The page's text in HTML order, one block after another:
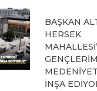
BAŞKAN
HERSEK
İNŞA